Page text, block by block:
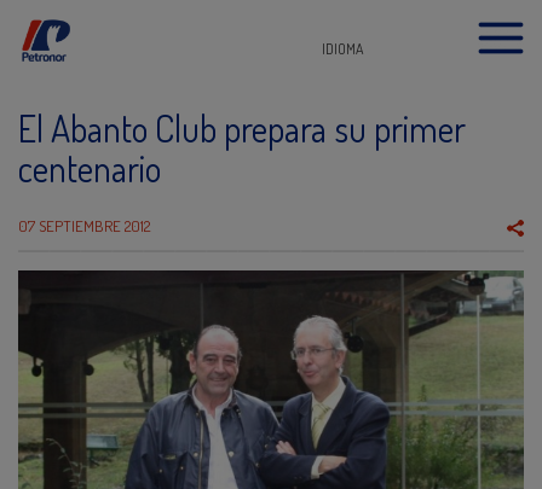
IDIOMA
El Abanto Club prepara su primer
centenario
07 SEPTIEMBRE 2012